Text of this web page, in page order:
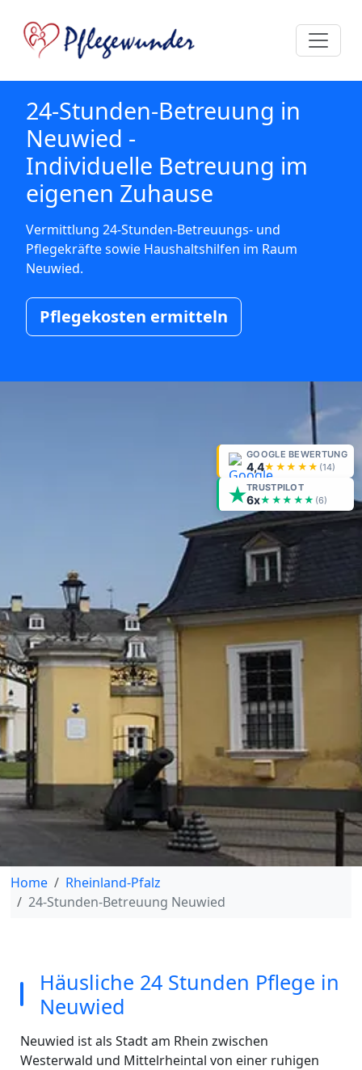
GOOGLE BEWERTUNG
4,4★★★★★ (14)
TRUSTPILOT
6x★★★★★ (6)
24-Stunden-Betreuung in
Neuwied -
Individuelle Betreuung im
eigenen Zuhause
Vermittlung 24-Stunden-Betreuungs- und
Pflegekräfte sowie Haushaltshilfen im Raum
Neuwied.
Pflegekosten ermitteln
Home
Rheinland-Pfalz
24-Stunden-Betreuung Neuwied
Häusliche 24 Stunden Pflege in
Neuwied
Neuwied ist als Stadt am Rhein zwischen
Westerwald und Mittelrheintal von einer ruhigen